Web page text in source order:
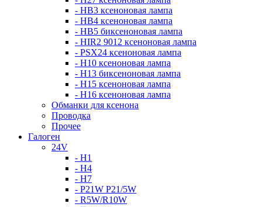
- HB3 ксеноновая лампа
- HB4 ксеноновая лампа
- HB5 биксеноновая лампа
- HIR2 9012 ксеноновая лампа
- PSX24 ксеноновая лампа
- H10 ксеноновая лампа
- H13 биксеноновая лампа
- H15 ксеноновая лампа
- H16 ксеноновая лампа
Обманки для ксенона
Проводка
Прочее
Галоген
24V
- H1
- H4
- H7
- P21W P21/5W
- R5W/R10W